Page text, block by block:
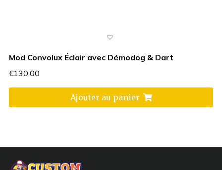
Mod Convolux Éclair avec Démodog & Dart
€130,00
Ajouter au panier